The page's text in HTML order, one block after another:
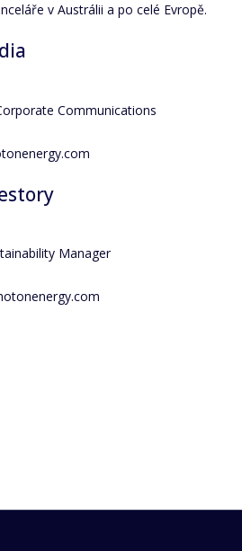
v Austrálii a po celé Evropě.
Communications
Manager